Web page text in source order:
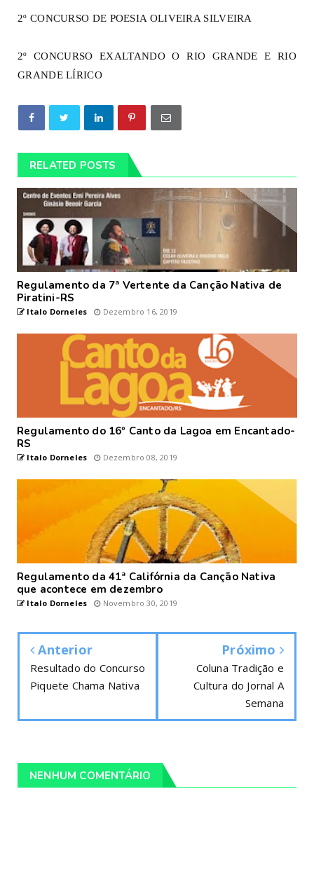
2º CONCURSO DE POESIA OLIVEIRA SILVEIRA
2º CONCURSO EXALTANDO O RIO GRANDE E RIO
GRANDE LÍRICO
RELATED POSTS
Regulamento da 7ª Vertente da Canção Nativa de
Piratini-RS
Italo Dorneles Dezembro 16, 2019
Regulamento do 16º Canto da Lagoa em Encantado-
RS
Italo Dorneles Dezembro 08, 2019
Regulamento da 41ª Califórnia da Canção Nativa
que acontece em dezembro
Italo Dorneles Novembro 30, 2019
Anterior
Resultado do Concurso
Piquete Chama Nativa
Próximo
Coluna Tradição e
Cultura do Jornal A
Semana
NENHUM COMENTÁRIO